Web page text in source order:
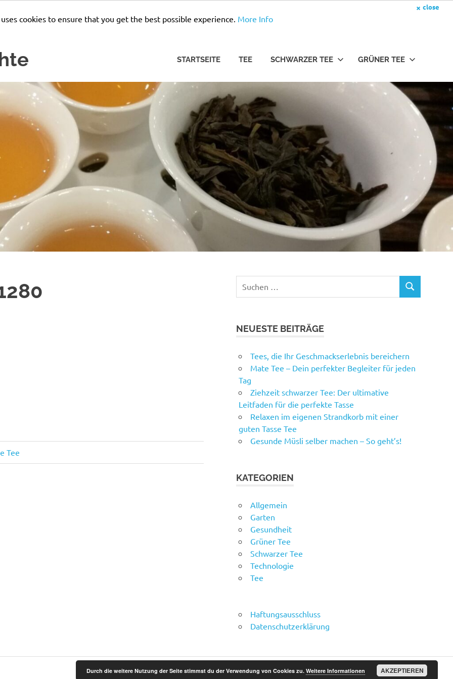
× close
cookies to ensure that you get the best possible experience. More Info
STARTSEITE TEE SCHWARZER TEE GRÜNER TEE
Tee
nach:
SUCHEN
NEUESTE BEITRÄGE
Tees, die Ihr Geschmackserlebnis bereichern
Mate Tee – Dein perfekter Begleiter für jeden
Tag
Ziehzeit schwarzer Tee: Der ultimative
Leitfaden für die perfekte Tasse
Relaxen im eigenen Strandkorb mit einer
guten Tasse Tee
Gesunde Müsli selber machen – So geht’s!
KATEGORIEN
Allgemein
Garten
Gesundheit
Grüner Tee
Schwarzer Tee
Technologie
Tee
Haftungsausschluss
Datenschutzerklärung
Durch die weitere Nutzung der Seite stimmst du der Verwendung von Cookies zu. Weitere Informationen AKZEPTIEREN